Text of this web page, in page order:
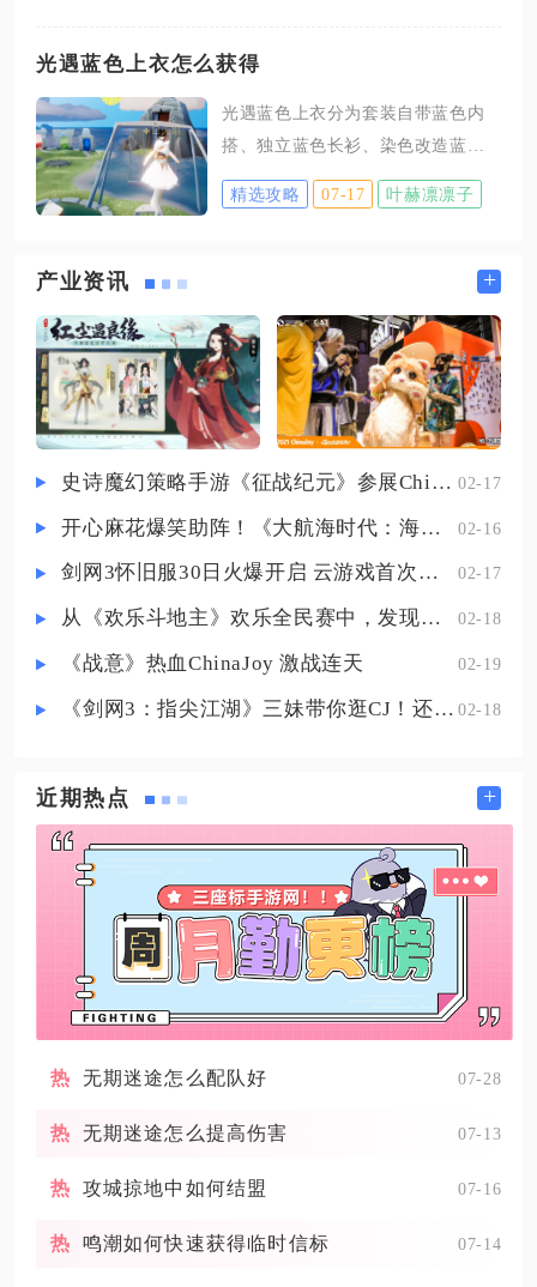
点位也无法开启奖励容器。进入北
盟遗址内部之后，需要先处理演武
场内的敌人，击败首领张豹，拾取
最终导致战力提升速度缓慢，资源
指为辅的思路分配材料，能够在同
等体力投入下拿到最高战力收益，
轻松推进主线副本与日常挑战。武
重高于生命和防御，前期无论是通
关冒险副本、生存挑战，还是参与
决斗场对战，更高的攻击力都可以
直接缩短战斗时长，降低被怪物持
续
光遇蓝色上衣怎么获得
光遇蓝色上衣分为套装自带蓝色内
搭、独立蓝色长衫、染色改造蓝色
上衣三类，套装内搭靠音韵季先祖
复刻兑换，独立蓝色长衫由表演季
变蓝色则依靠云巢染坊染料功能实
法改造全部需求，也是当前游戏内
获取蓝色上衣仅有的正规途径，不
存在免费直领、卡图bug获取等安全
有效的捷径。音韵季全套长裤自带
一体式蓝色上衣，是玩家使用频率
澡巾棉裤、灯笼裤、紧身毛裤四款
版型，上衣为柔和浅蓝紧身款式，
精选攻略 07-17 叶赫凛凛子
产业资讯 +
史诗魔幻策略手游《征战纪元》参展ChinaJoy，SLG与放置融合玩法来袭 02-17
开心麻花爆笑助阵！《大航海时代：海上霸主》亮相China Joy 02-16
剑网3怀旧服30日火爆开启 云游戏首次亮相CJ打造舒适畅玩体验 02-17
从《欢乐斗地主》欢乐全民赛中，发现拓盘全民电竞的新蓝海 02-18
《战意》热血ChinaJoy 激战连天 02-19
《剑网3：指尖江湖》三妹带你逛CJ！还有惊喜嘉宾现场约定你！ 02-18
近期热点 +
无期迷途怎么配队好 07-28
无期迷途怎么提高伤害 07-13
攻城掠地中如何结盟 07-16
鸣潮如何快速获得临时信标 07-14